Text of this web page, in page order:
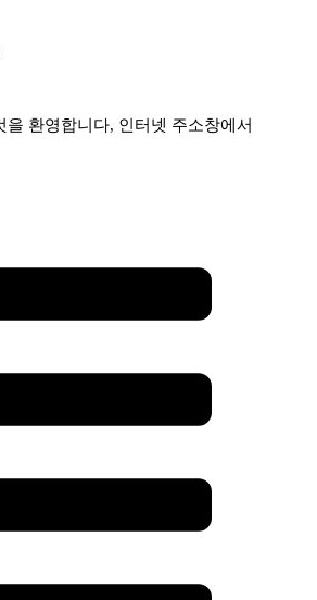
을 환영합니다, 인터넷 주소창에서